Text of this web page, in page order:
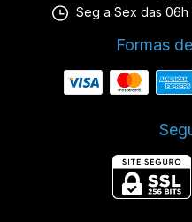
Seg a Sex das 06h
Formas